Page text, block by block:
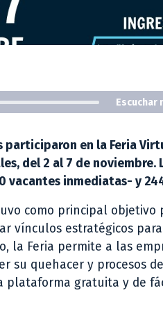
Escuchar
en la Feria
del 2 al 7 de
inmediatas- y
como principal
vínculos estratégicos
la Feria permite a las
su quehacer y procesos
plataforma gratuita y de